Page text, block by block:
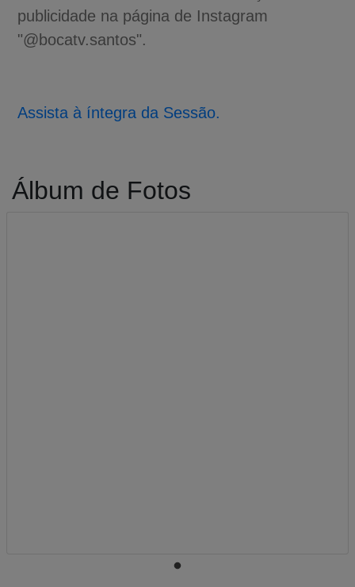
publicidade na página de Instagram
"@bocatv.santos".
Assista à íntegra da Sessão.
Álbum de Fotos